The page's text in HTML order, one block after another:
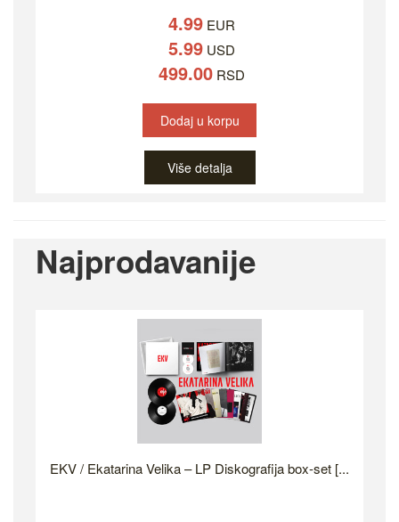
4.99 EUR
5.99 USD
499.00 RSD
Dodaj u korpu
Više detalja
Najprodavanije
EKV / Ekatarina Velika – LP Diskografija box-set [...